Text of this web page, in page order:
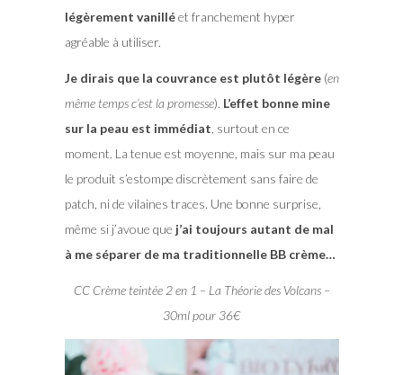
légèrement vanilléet franchement hyper
agréable à utiliser.
Je dirais que la couvrance est plutôt légère(en
même temps c’est la promesse). L’effet bonne mine
sur la peau est immédiat , surtout en ce
moment. La tenue est moyenne, mais sur ma peau
le produit s’estompe discrètement sans faire de
patch, ni de vilaines traces. Une bonne surprise,
même si j’avoue que j’ai toujours autant de mal
à me séparer de ma traditionnelle BB crème…
CC Crème teintée 2 en 1 – La Théorie des Volcans –
30ml pour 36€